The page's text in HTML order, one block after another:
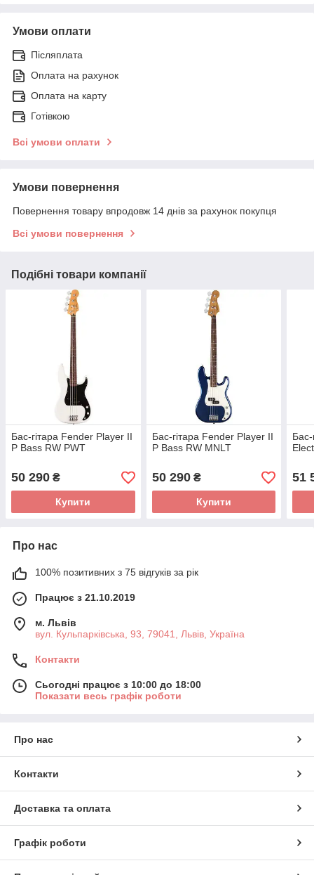
Умови оплати
Післяплата
Оплата на рахунок
Оплата на карту
Готівкою
Всі умови оплати
Умови повернення
Повернення товару впродовж 14 днів за рахунок покупця
Всі умови повернення
Подібні товари компанії
Бас-гітара Fender Player II
P Bass RW PWT
50 290 ₴
Купити
Бас-гітара Fender Player II
P Bass RW MNLT
50 290₴
Купити
Бас-
51
Про нас
100% позитивних з 75 відгуків за рік
Працює з 21.10.2019
м. Львів
вул. Кульпарківська, 93, 79041, Львів, Україна
Контакти
Сьогодні працює з 10:00 до 18:00
Показати весь графік роботи
Про нас
Контакти
Доставка та оплата
Графік роботи